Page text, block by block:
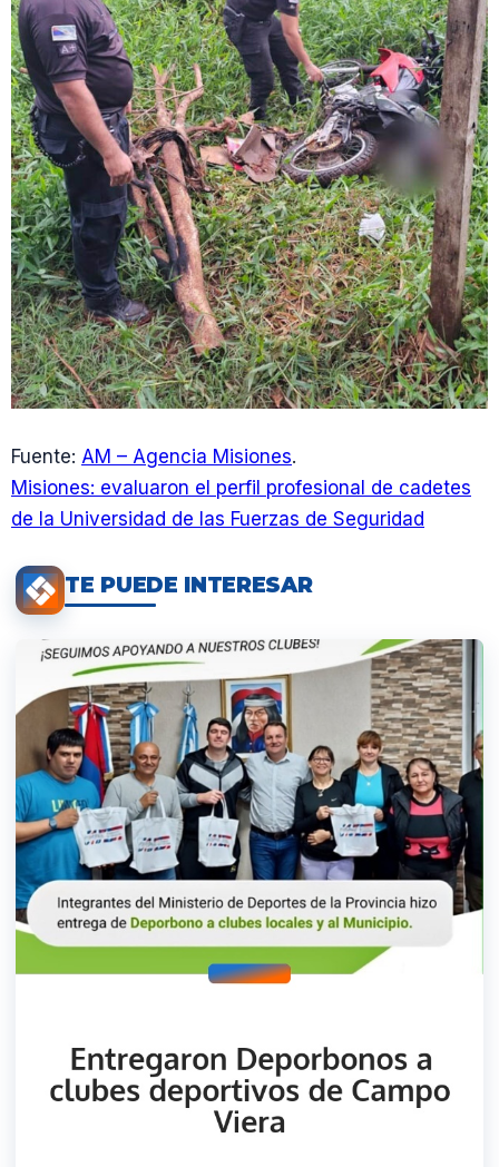
Fuente: AM – Agencia Misiones.
Misiones: evaluaron el perfil profesional de cadetes
de la Universidad de las Fuerzas de Seguridad
TE PUEDE INTERESAR